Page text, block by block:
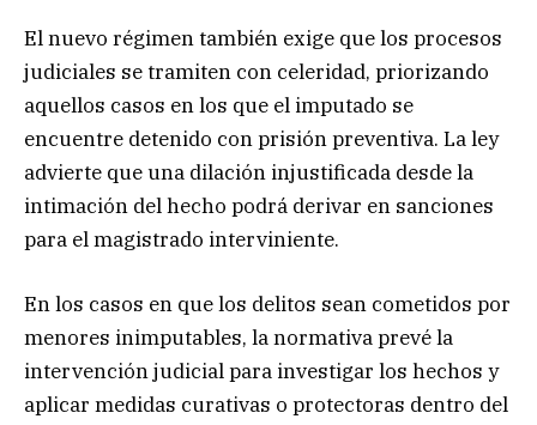
El nuevo régimen también exige que los procesos
judiciales se tramiten con celeridad, priorizando
aquellos casos en los que el imputado se
encuentre detenido con prisión preventiva. La ley
advierte que una dilación injustificada desde la
intimación del hecho podrá derivar en sanciones
para el magistrado interviniente.
En los casos en que los delitos sean cometidos por
menores inimputables, la normativa prevé la
intervención judicial para investigar los hechos y
aplicar medidas curativas o protectoras dentro del